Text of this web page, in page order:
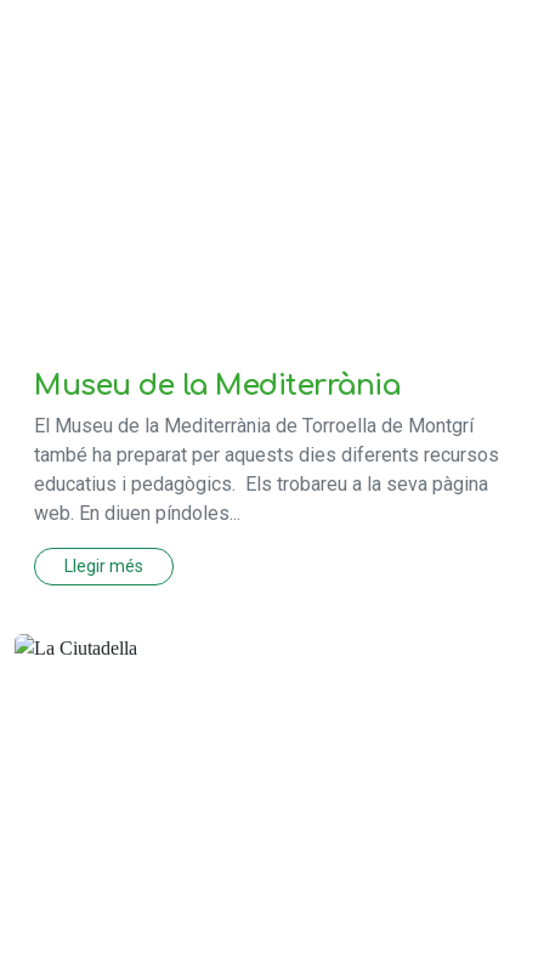
Museu de la Mediterrània
El Museu de la Mediterrània de Torroella de Montgrí
també ha preparat per aquests dies diferents recursos
educatius i pedagògics. Els trobareu a la seva pàgina
web. En diuen píndoles...
Llegir més